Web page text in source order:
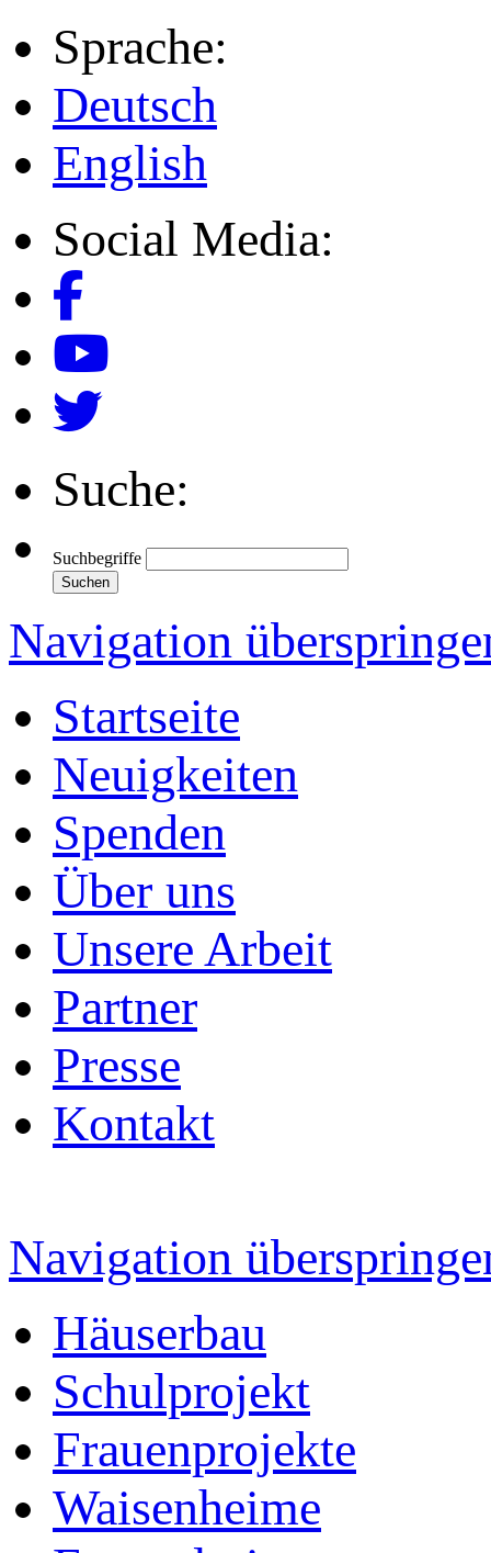
Sprache:
Deutsch
English
Social Media:
Suche:
Suchbegriffe
Suchen
Navigation
Startseite
Neuigkeiten
Spenden
Über uns
Unsere Arbeit
Partner
Presse
Kontakt
Navigation
Häuserbau
Schulprojekt
Frauenprojekte
Waisenheime